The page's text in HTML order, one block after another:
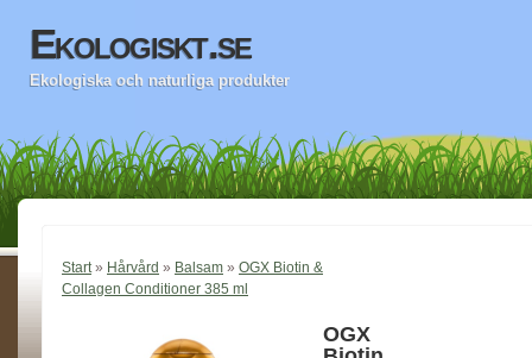
Ekologiskt.se
Ekologiska och naturliga produkter
Start» Hårvård » Balsam » OGX Biotin &
Collagen Conditioner 385 ml
OGX